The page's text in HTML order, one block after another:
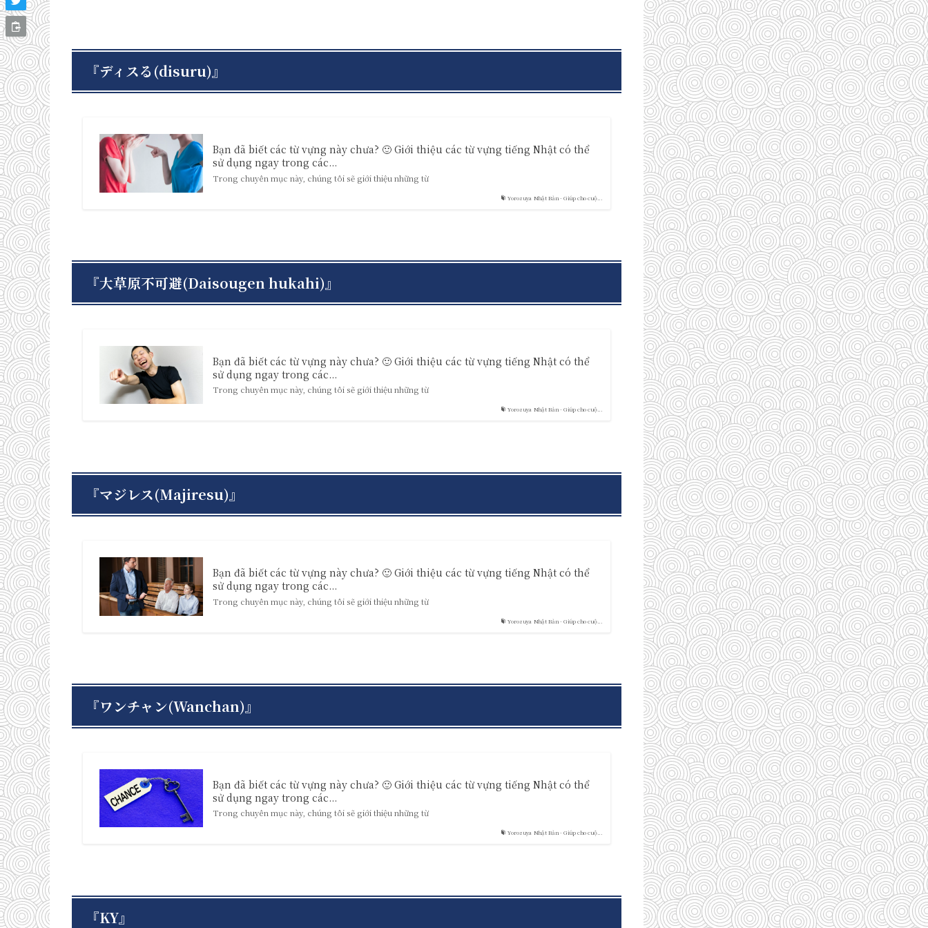
『ディスる(disuru)』
Yorozuya Nhật Bản - Giúp cho cuộ...
Bạn đã biết các từ vựng này chưa? 🙂 Giới thiệu các từ vựng tiếng Nhật có thể
sử dụng ngay trong các...
Trong chuyên mục này, chúng tôi sẽ giới thiệu những từ
『大草原不可避(Daisougen hukahi)』
Yorozuya Nhật Bản - Giúp cho cuộ...
Bạn đã biết các từ vựng này chưa? 🙂 Giới thiệu các từ vựng tiếng Nhật có thể
sử dụng ngay trong các...
Trong chuyên mục này, chúng tôi sẽ giới thiệu những từ
『マジレス(Majiresu)』
Yorozuya Nhật Bản - Giúp cho cuộ...
Bạn đã biết các từ vựng này chưa? 🙂 Giới thiệu các từ vựng tiếng Nhật có thể
sử dụng ngay trong các...
Trong chuyên mục này, chúng tôi sẽ giới thiệu những từ
『ワンチャン(Wanchan)』
Yorozuya Nhật Bản - Giúp cho cuộ...
Bạn đã biết các từ vựng này chưa? 🙂 Giới thiệu các từ vựng tiếng Nhật có thể
sử dụng ngay trong các...
Trong chuyên mục này, chúng tôi sẽ giới thiệu những từ
『KY』